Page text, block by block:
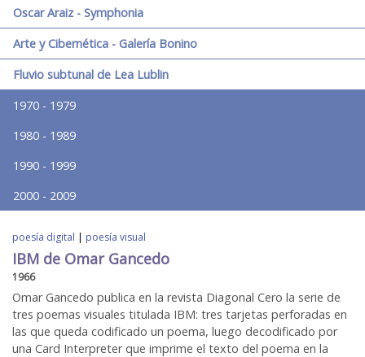
Oscar Araiz - Symphonia
Arte y Cibernética - Galería Bonino
Fluvio subtunal de Lea Lublin
1970 - 1979
1980 - 1989
1990 - 1999
2000 - 2009
poesía digital | poesía visual
IBM de Omar Gancedo
1966
Omar Gancedo publica en la revista Diagonal Cero la serie de
tres poemas visuales titulada IBM: tres tarjetas perforadas en
las que queda codificado un poema, luego decodificado por
una Card Interpreter que imprime el texto del poema en la